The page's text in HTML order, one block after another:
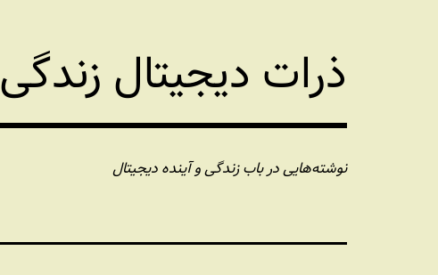
ذرات دیجیتال زندگی
نوشته‌هایی در باب زندگی و آینده دیجیتال